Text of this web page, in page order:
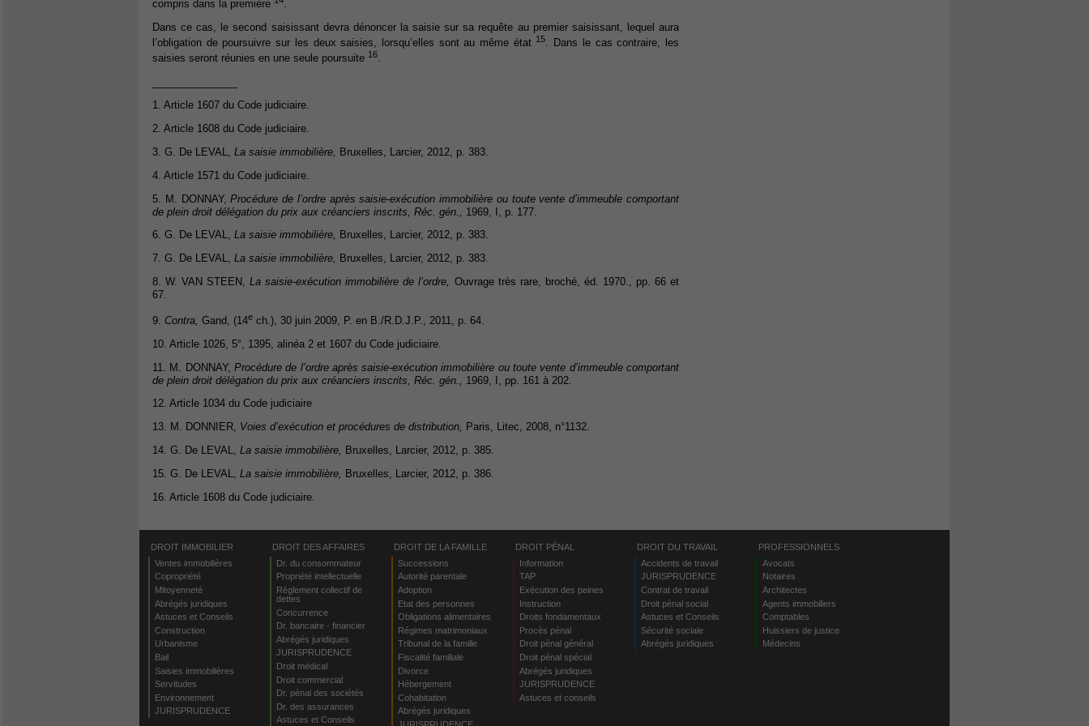
compris dans la première
.
Dans ce cas, le second saisissant devra dénoncer la saisie sur sa requête au premier saisissant, lequel aura
l’obligation de poursuivre sur les deux saisies, lorsqu’elles sont au même état 15. Dans le cas contraire, les
saisies seront réunies en une seule poursuite 16.
1. Article 1607 du Code judiciaire.
2. Article 1608 du Code judiciaire.
3. G. De LEVAL,
La saisie immobilière,
Bruxelles, Larcier, 2012, p. 383.
4. Article 1571 du Code judiciaire.
5. M. DONNAY,Procédure de l’ordre après saisie-exécution immobilière ou toute vente d’immeuble comportant
de plein droit délégation du prix aux créanciers inscrits, Réc. gén.,
1969, I, p. 177.
6. G. De LEVAL, La saisie immobilière, Bruxelles, Larcier, 2012, p. 383.
7. G. De LEVAL, La saisie immobilière, Bruxelles, Larcier, 2012, p. 383.
8. W. VAN STEEN,
La saisie-exécution immobilière de l’ordre,
Ouvrage très rare, broché, éd. 1970., pp. 66 et
67.
9. Contra, Gand, (14e ch.), 30 juin 2009, P. en B./R.D.J.P., 2011, p. 64.
10. Article 1026, 5°, 1395, alinéa 2 et 1607 du Code judiciaire.
11. M. DONNAY, Procédure de l’ordre après saisie-exécution immobilière ou toute vente d’immeuble comportant
de plein droit délégation du prix aux créanciers inscrits, Réc. gén.,
1969, I, pp. 161 à 202.
12. Article 1034 du Code judiciaire
13. M. DONNIER, Voies d’exécution et procédures de distribution, Paris, Litec, 2008, n°1132.
14. G. De LEVAL,
La saisie immobilière,
Bruxelles, Larcier, 2012, p. 385.
15. G. De LEVAL,
La saisie immobilière,
Bruxelles, Larcier, 2012, p. 386.
16. Article 1608 du Code judiciaire.
DROIT IMMOBILIER
Ventes immobilières
Copropriété
Mitoyenneté
Abrégés juridiques
Astuces et Conseils
Construction
Urbanisme
Bail
Saisies immobilières
Servitudes
Environnement
JURISPRUDENCE
DROIT DES AFFAIRES
Dr. du consommateur
Propriété intellectuelle
Règlement collectif de
dettes
Concurrence
Dr. bancaire - financier
Abrégés juridiques
JURISPRUDENCE
Droit médical
Droit commercial
Dr. pénal des sociétés
Dr. des assurances
Astuces et Conseils
DROIT DE LA FAMILLE
Successions
Autorité parentale
Adoption
Etat des personnes
Obligations alimentaires
Régimes matrimoniaux
Tribunal de la famille
Fiscalité familiale
Divorce
Hébergement
Cohabitation
Abrégés juridiques
DROIT PÉNAL
Information
TAP
Exécution des peines
Instruction
Droits fondamentaux
Procès pénal
Droit pénal général
Droit pénal spécial
Abrégés juridiques
JURISPRUDENCE
Astuces et conseils
DROIT DU TRAVAIL
Accidents de travail
JURISPRUDENCE
Contrat de travail
Droit pénal social
Astuces et Conseils
Sécurité sociale
Abrégés juridiques
PROFESSIONNELS
Avocats
Notaires
Architectes
Agents immobiliers
Comptables
Huissiers de justice
Médecins